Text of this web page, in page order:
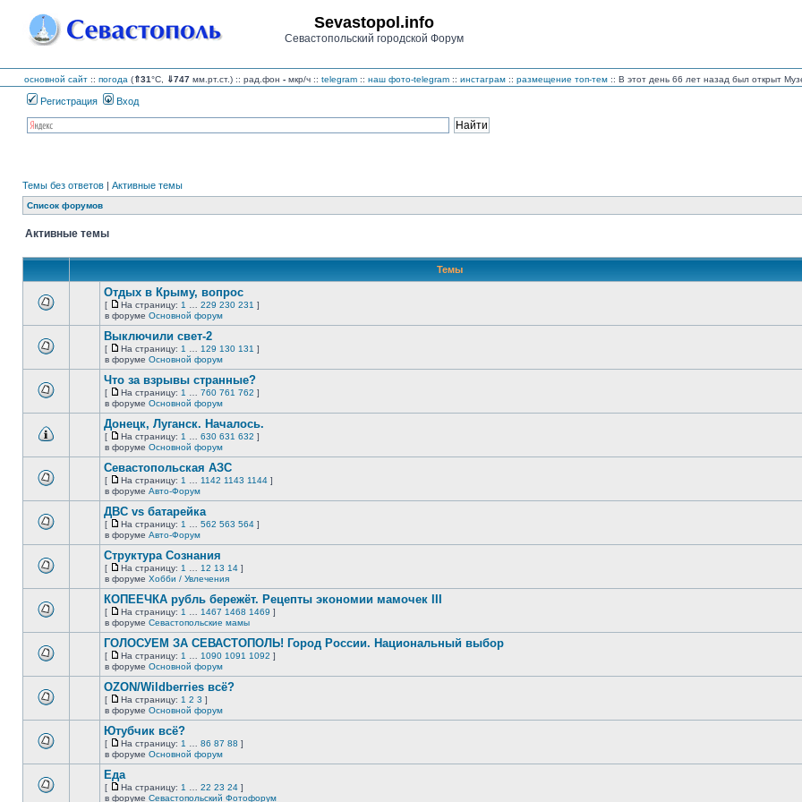
Sevastopol.info
Севастопольский городской Форум
основной сайт :: погода (⇑31°C, ⇓747 мм.рт.ст.) :: рад.фон - мкр/ч :: telegram :: наш фото-telegram :: инстаграм :: размещение топ-тем :: В этот день 66 лет назад был открыт
Регистрация Вход
Темы без ответов | Активные темы
Список форумов
Активные темы
Темы
этой
непрочитанных
сообщений.
Отдых в Крыму, вопрос
[
На
страницу
На страницу: 1 229 230 231 ]
в форуме Основной форум
этой
непрочитанных
сообщений.
Выключили свет-2
[
На
страницу
На страницу: 1 129 130 131 ]
в форуме Основной форум
этой
непрочитанных
сообщений.
Что за взрывы странные?
[
На
страницу
На страницу: 1 760 761 762 ]
в форуме Основной форум
этой
непрочитанных
сообщений.
Донецк, Луганск. Началось.
[
На
страницу
На страницу: 1 630 631 632 ]
в форуме Основной форум
этой
непрочитанных
сообщений.
Севастопольская АЗС
[
На
страницу
На страницу: 1 1142 1143 1144 ]
в форуме Авто-Форум
этой
непрочитанных
сообщений.
ДВС vs батарейка
[
На
страницу
На страницу: 1 562 563 564 ]
в форуме Авто-Форум
этой
непрочитанных
сообщений.
Структура Сознания
[
На
страницу
На страницу: 1 12 13 14 ]
в форуме Хобби / Увлечения
этой
непрочитанных
сообщений.
КОПЕЕЧКА рубль бережёт. Рецепты экономии мамочек III
[
На
страницу
На страницу: 1 1467 1468 1469 ]
в форуме Севастопольские мамы
этой
непрочитанных
сообщений.
ГОЛОСУЕМ ЗА СЕВАСТОПОЛЬ! Город России. Национальный выбор
[
На
страницу
На страницу: 1 1090 1091 1092 ]
в форуме Основной форум
этой
непрочитанных
сообщений.
OZON/Wildberries всё?
[
На
страницу
На страницу: 1 2 3 ]
в форуме Основной форум
этой
Ютубчик всё?
[
На
страницу
На страницу: 1 86 87 88 ]
в форуме Основной форум
Еда
[
На
На страницу: 1 22 23 24 ]
в форуме Севастопольский Фотофорум